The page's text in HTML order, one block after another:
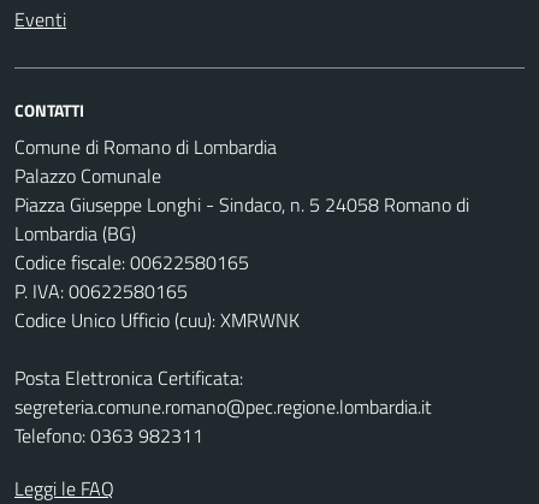
Eventi
CONTATTI
Comune di Romano di Lombardia
Palazzo Comunale
Piazza Giuseppe Longhi - Sindaco, n. 5 24058 Romano di
Lombardia (BG)
Codice fiscale: 00622580165
P. IVA: 00622580165
Codice Unico Ufficio (cuu): XMRWNK
Posta Elettronica Certificata:
segreteria.comune.romano@pec.regione.lombardia.it
Telefono: 0363 982311
Leggi le FAQ